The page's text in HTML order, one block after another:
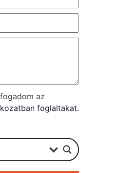
az
foglaltakat.